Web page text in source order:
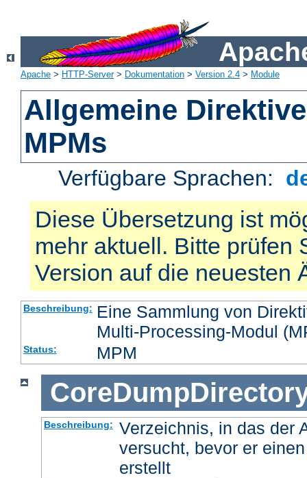
Apache > HTTP-Server> Dokumentation > Version 2.4 > Module
Allgemeine
MPMs
Verfügbare Sprachen:
Diese Übersetzung ist
mehr aktuell. Bitte prüfen
Version auf die neuesten
Beschreibung: Eine Sammlung von
Multi-Processing-Modul
Status: MPM
Beschreibung:
Verzeichnis, in das der
versucht, bevor er
erstellt